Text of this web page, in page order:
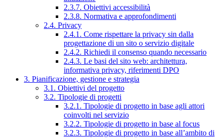
2.3.7. Obiettivi accessibilità
2.3.8. Normativa e approfondimenti
2.4. Privacy
2.4.1. Come rispettare la privacy sin dalla
progettazione di un sito o servizio digitale
2.4.2. Richiedi il consenso quando necessario
2.4.3. Le basi del sito web: architettura,
informativa privacy, riferimenti DPO
3. Pianificazione, gestione e strategia
3.1. Obiettivi del progetto
3.2. Tipologie di progetti
3.2.1. Tipologie di progetto in base agli attori
coinvolti nel servizio
3.2.2. Tipologie di progetto in base al focus
3.2.3. Tipologie di progetto in base all’ambito di